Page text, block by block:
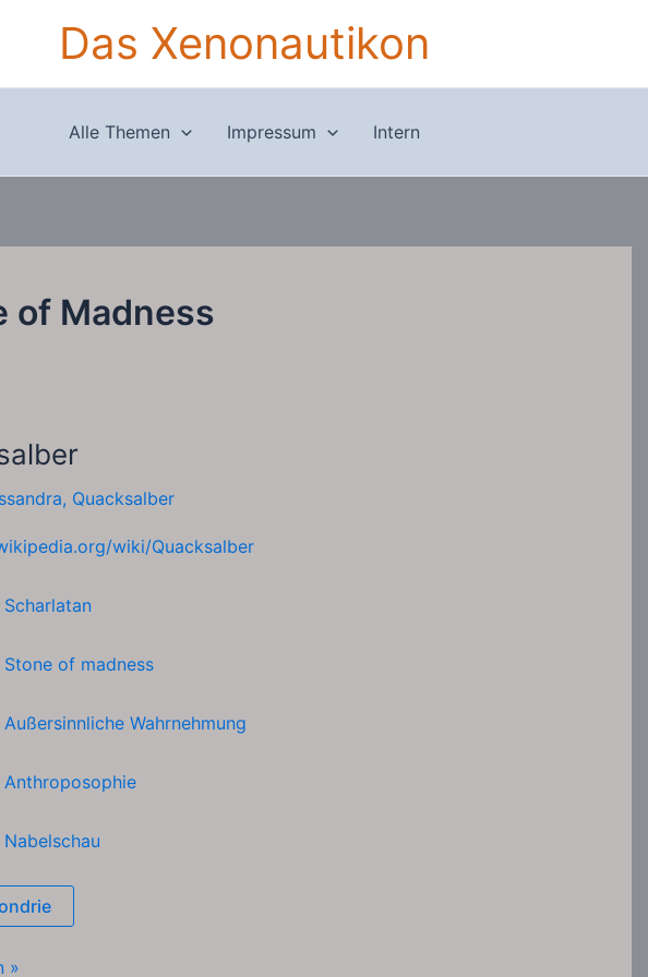
Das Xenonautikon
Alle Themen Impressum Intern
of Madness
, Quacksalber
a.org/wiki/Quacksalber
Scharlatan
Stone of madness
Außersinnliche Wahrnehmung
Anthroposophie
Nabelschau
»